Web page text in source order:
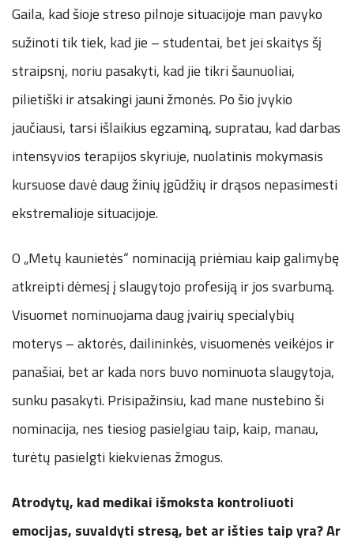
Gaila, kad šioje streso pilnoje situacijoje man pavyko
sužinoti tik tiek, kad jie – studentai, bet jei skaitys šį
straipsnį, noriu pasakyti, kad jie tikri šaunuoliai,
pilietiški ir atsakingi jauni žmonės. Po šio įvykio
jaučiausi, tarsi išlaikius egzaminą, supratau, kad darbas
intensyvios terapijos skyriuje, nuolatinis mokymasis
kursuose davė daug žinių įgūdžių ir drąsos nepasimesti
ekstremalioje situacijoje.
O „Metų kaunietės“ nominaciją priėmiau kaip galimybę
atkreipti dėmesį į slaugytojo profesiją ir jos svarbumą.
Visuomet nominuojama daug įvairių specialybių
moterys – aktorės, dailininkės, visuomenės veikėjos ir
panašiai, bet ar kada nors buvo nominuota slaugytoja,
sunku pasakyti. Prisipažinsiu, kad mane nustebino ši
nominacija, nes tiesiog pasielgiau taip, kaip, manau,
turėtų pasielgti kiekvienas žmogus.
Atrodytų, kad medikai išmoksta kontroliuoti
emocijas, suvaldyti stresą, bet ar išties taip yra? Ar